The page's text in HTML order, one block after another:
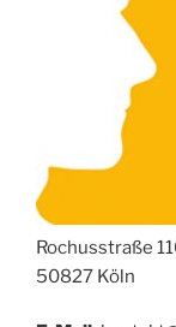
Rochusstraße
50827 Köln